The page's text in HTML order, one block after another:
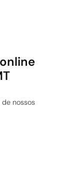
nossos